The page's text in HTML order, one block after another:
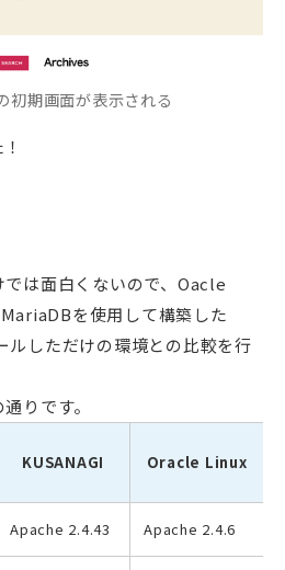
期画面が表示される
は面白くないので、Oacle
を使用して構築した
しただけの環境との比較を行
りです。
KUSANAGI Oracle Linux
Apache 2.4.43 Apache 2.4.6